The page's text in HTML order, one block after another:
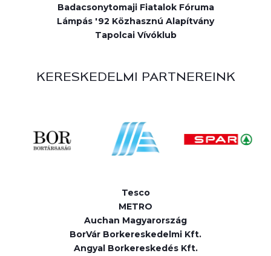
Badacsonytomaji Fiatalok Fóruma
Lámpás '92 Közhasznú Alapítvány
Tapolcai Vívóklub
KERESKEDELMI PARTNEREINK
Tesco
METRO
Auchan Magyarország
BorVár Borkereskedelmi Kft.
Angyal Borkereskedés Kft.